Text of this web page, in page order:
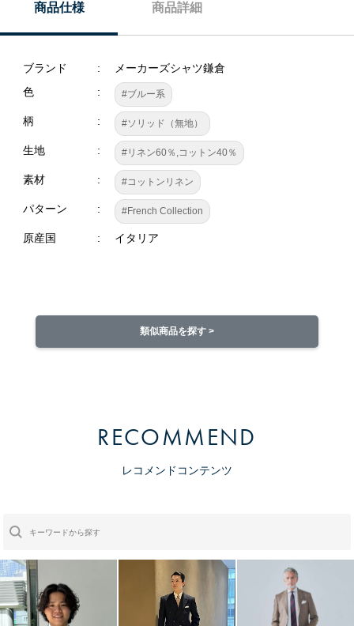
商品仕様 商品詳細
ブランド
メーカーズシャツ鎌倉
色
#ブルー系
柄 #ソリッド（無地）
生地 #リネン60％,コットン40％
素材 #コットンリネン
パターン #French Collection
原産国 イタリア
類似商品を探す >
RECOMMEND
レコメンドコンテンツ